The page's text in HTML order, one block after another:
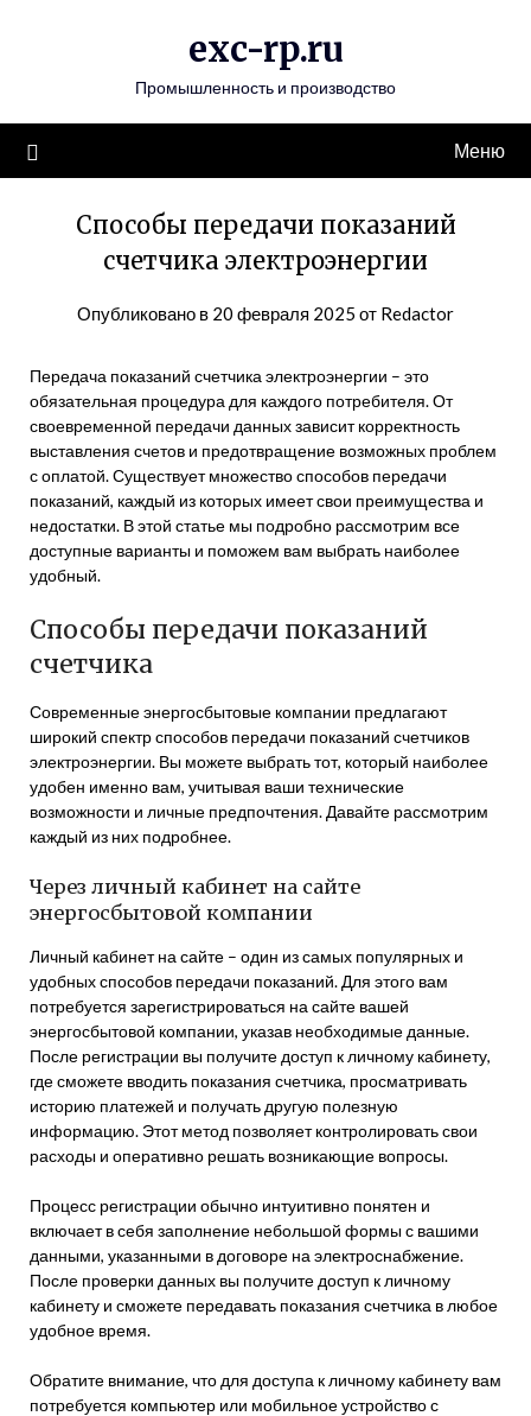
exc-rp.ru
Промышленность и производство
Меню
Способы передачи показаний
счетчика электроэнергии
Опубликовано в 20 февраля 2025 от Redactor
Передача показаний счетчика электроэнергии – это
обязательная процедура для каждого потребителя. От
своевременной передачи данных зависит корректность
выставления счетов и предотвращение возможных проблем
с оплатой. Существует множество способов передачи
показаний, каждый из которых имеет свои преимущества и
недостатки. В этой статье мы подробно рассмотрим все
доступные варианты и поможем вам выбрать наиболее
удобный.
Способы передачи показаний
счетчика
Современные энергосбытовые компании предлагают
широкий спектр способов передачи показаний счетчиков
электроэнергии. Вы можете выбрать тот, который наиболее
удобен именно вам, учитывая ваши технические
возможности и личные предпочтения. Давайте рассмотрим
каждый из них подробнее.
Через личный кабинет на сайте
энергосбытовой компании
Личный кабинет на сайте – один из самых популярных и
удобных способов передачи показаний. Для этого вам
потребуется зарегистрироваться на сайте вашей
энергосбытовой компании, указав необходимые данные.
После регистрации вы получите доступ к личному кабинету,
где сможете вводить показания счетчика, просматривать
историю платежей и получать другую полезную
информацию. Этот метод позволяет контролировать свои
расходы и оперативно решать возникающие вопросы.
Процесс регистрации обычно интуитивно понятен и
включает в себя заполнение небольшой формы с вашими
данными, указанными в договоре на электроснабжение.
После проверки данных вы получите доступ к личному
кабинету и сможете передавать показания счетчика в любое
удобное время.
Обратите внимание, что для доступа к личному кабинету вам
потребуется компьютер или мобильное устройство с